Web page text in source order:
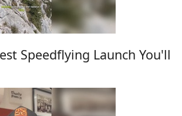
Speedflying Launch You'll